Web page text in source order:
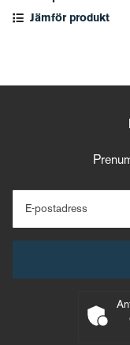
Jämför produkt
E-postadress